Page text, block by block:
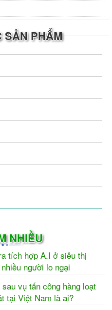
SẢN PHẨM
NHIỀU
tích hợp A.I ở siêu thị
người lo ngại
vụ tấn công hàng loạt
tại Việt Nam là ai?